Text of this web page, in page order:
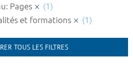
Pages
(1)
et formations
(1)
TOUS LES FILTRES